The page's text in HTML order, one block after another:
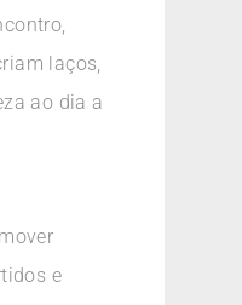
laços,
ao dia a
e